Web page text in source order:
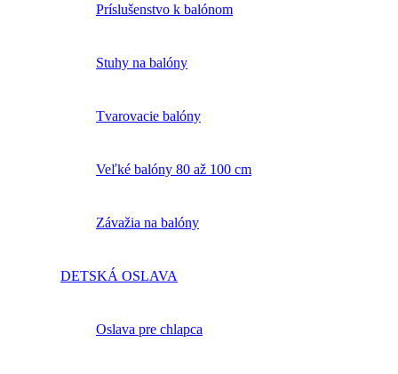
Príslušenstvo k balónom
Stuhy na balóny
Tvarovacie balóny
Veľké balóny 80 až 100 cm
Závažia na balóny
DETSKÁ OSLAVA
Oslava pre chlapca